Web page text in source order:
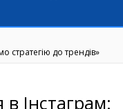
стратегію до трендів»
Інстаграм: